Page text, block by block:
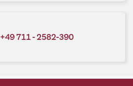
+49 711 - 2582-390